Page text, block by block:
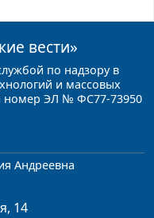
вести»
по надзору в
и массовых
номер ЭЛ № ФС77-73950
Андреевна
14